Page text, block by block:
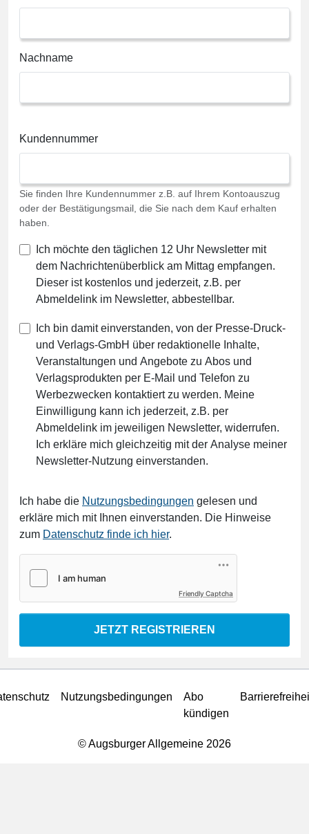
Nachname
Kundennummer
Sie finden Ihre Kundennummer z.B. auf Ihrem Kontoauszug
oder der Bestätigungsmail, die Sie nach dem Kauf erhalten
haben.
Ich möchte den täglichen 12 Uhr Newsletter mit
dem Nachrichtenüberblick am Mittag empfangen.
Dieser ist kostenlos und jederzeit, z.B. per
Abmeldelink im Newsletter, abbestellbar.
Ich bin damit einverstanden, von der Presse-Druck-
und Verlags-GmbH über redaktionelle Inhalte,
Veranstaltungen und Angebote zu Abos und
Verlagsprodukten per E-Mail und Telefon zu
Werbezwecken kontaktiert zu werden. Meine
Einwilligung kann ich jederzeit, z.B. per
Abmeldelink im jeweiligen Newsletter, widerrufen.
Ich erkläre mich gleichzeitig mit der Analyse meiner
Newsletter-Nutzung einverstanden.
Ich habe die Nutzungsbedingungen gelesen und
erkläre mich mit Ihnen einverstanden. Die Hinweise
zum Datenschutz finde ich hier.
Friendly Captcha
JETZT REGISTRIEREN
Nutzungsbedingungen
Abo
kündigen
© Augsburger Allgemeine 2026